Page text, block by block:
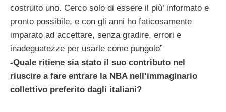
costruito uno. Cerco solo di essere il più’ informato e
pronto possibile, e con gli anni ho faticosamente
imparato ad accettare, senza gradire, errori e
inadeguatezze per usarle come pungolo”
-Quale ritiene sia stato il suo contributo nel
riuscire a fare entrare la NBA nell’immaginario
collettivo preferito dagli italiani?